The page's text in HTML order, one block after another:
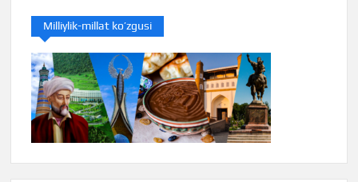
Milliylik-millat ko’zgusi